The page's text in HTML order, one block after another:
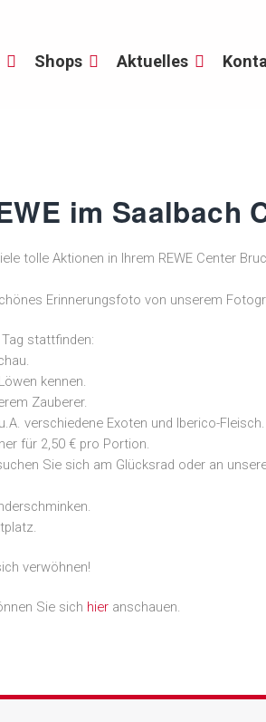
Shops Aktuelles
im Saalbach
tolle Aktionen in Ihrem REWE Center
Erinnerungsfoto von unserem
stattfinden:
kennen.
Zauberer.
verschiedene Exoten und Iberico-Fleisch.
für 2,50 € pro Portion.
Sie sich am Glücksrad oder an
verwöhnen!
Sie sich hieranschauen.